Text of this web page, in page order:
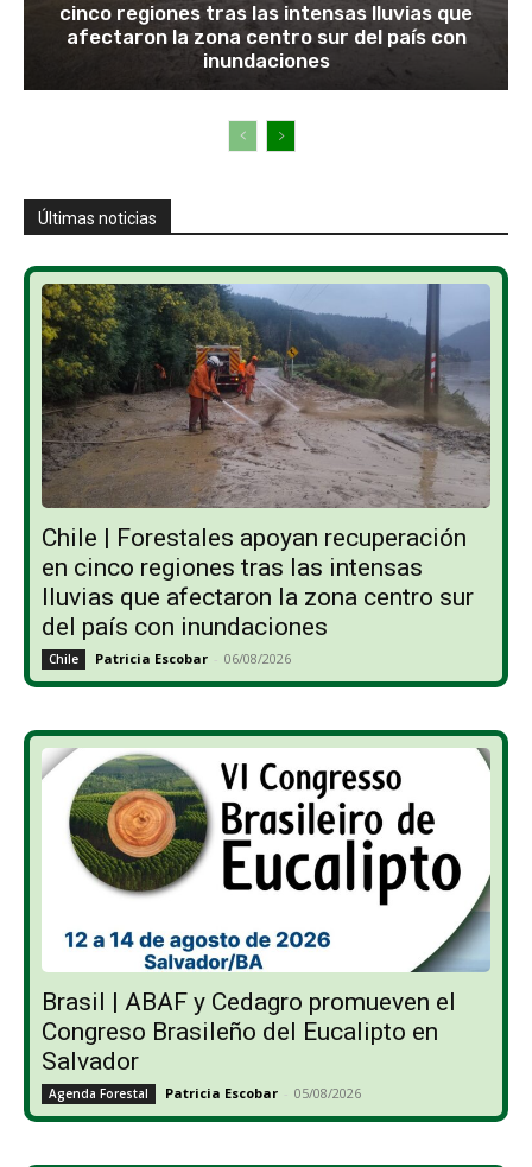
cinco regiones tras las intensas lluvias que
afectaron la zona centro sur del país con
inundaciones
Últimas noticias
Chile | Forestales apoyan recuperación
en cinco regiones tras las intensas
lluvias que afectaron la zona centro sur
del país con inundaciones
Chile Patricia Escobar - 06/08/2026
Brasil | ABAF y Cedagro promueven el
Congreso Brasileño del Eucalipto en
Salvador
Agenda Forestal Patricia Escobar - 05/08/2026